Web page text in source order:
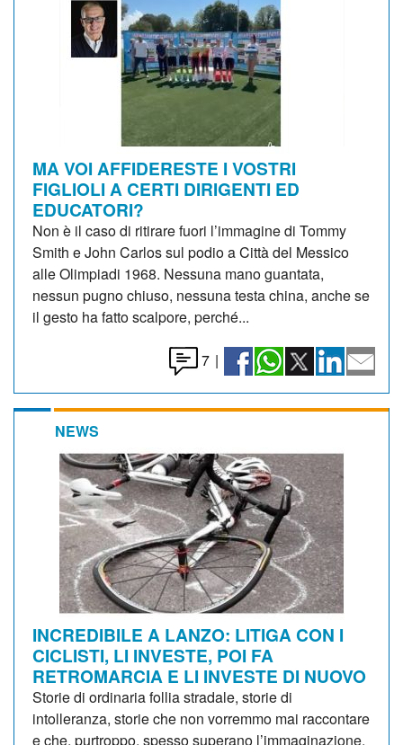
MA VOI AFFIDERESTE I VOSTRI
FIGLIOLI A CERTI DIRIGENTI ED
EDUCATORI?
Non è il caso di ritirare fuori l’immagine di Tommy
Smith e John Carlos sul podio a Città del Messico
alle Olimpiadi 1968. Nessuna mano guantata,
nessun pugno chiuso, nessuna testa china, anche se
il gesto ha fatto scalpore, perché...
7 |
NEWS
INCREDIBILE A LANZO: LITIGA CON I
CICLISTI, LI INVESTE, POI FA
RETROMARCIA E LI INVESTE DI NUOVO
Storie di ordinaria follia stradale, storie di
intolleranza, storie che non vorremmo mai raccontare
e che, purtroppo, spesso superano l’immaginazione.